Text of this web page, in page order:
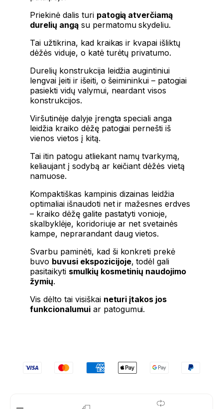
Priekinė dalis turi patogią atverčiamą
durelių angąsu permatomu skydeliu.
Tai užtikrina, kad kraikas ir kvapai išliktų
dėžės viduje, o katė turėtų privatumo.
Durelių konstrukcija leidžia augintiniui
lengvai įeiti ir išeiti, o šeimininkui – patogiai
pasiekti vidų valymui, neardant visos
konstrukcijos.
Viršutinėje dalyje įrengta speciali anga
leidžia kraiko dėžę patogiai pernešti iš
vienos vietos į kitą.
Tai itin patogu atliekant namų tvarkymą,
keliaujant į sodybą ar keičiant dėžės vietą
namuose.
Kompaktiškas kampinis dizainas leidžia
optimaliai išnaudoti net ir mažesnes erdves
– kraiko dėžę galite pastatyti vonioje,
skalbyklėje, koridoriuje ar net svetainės
kampe, neprarandant daug vietos.
Svarbu paminėti, kad ši konkreti prekė
buvo buvusi ekspozicijoje, todėl gali
pasitaikyti smulkių kosmetinių naudojimo
žymių.
Vis dėlto tai visiškai neturi įtakos jos
funkcionalumuiar patogumui.